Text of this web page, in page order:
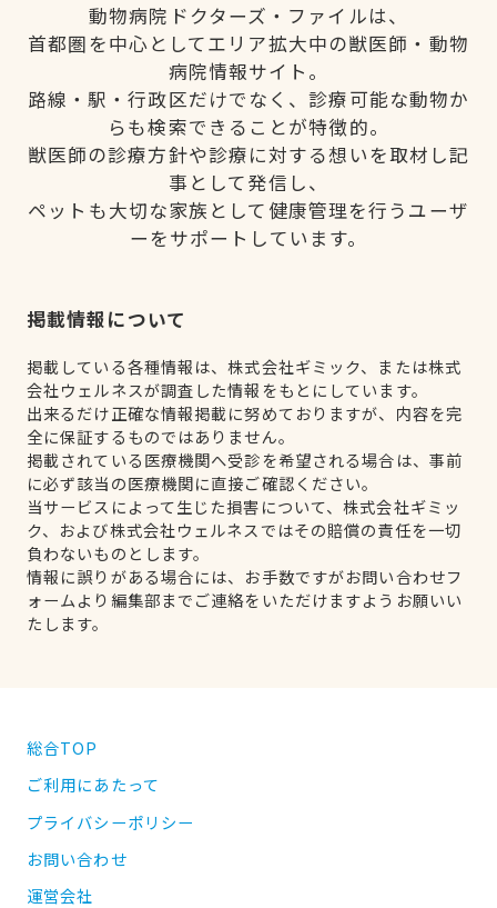
動物病院ドクターズ・ファイルは、
首都圏を中心としてエリア拡大中の獣医師・動物
病院情報サイト。
路線・駅・行政区だけでなく、診療可能な動物か
らも検索できることが特徴的。
獣医師の診療方針や診療に対する想いを取材し記
事として発信し、
ペットも大切な家族として健康管理を行うユーザ
ーをサポートしています。
掲載情報について
掲載している各種情報は、株式会社ギミック、または株式
会社ウェルネスが調査した情報をもとにしています。
出来るだけ正確な情報掲載に努めておりますが、内容を完
全に保証するものではありません。
掲載されている医療機関へ受診を希望される場合は、事前
に必ず該当の医療機関に直接ご確認ください。
当サービスによって生じた損害について、株式会社ギミッ
ク、および株式会社ウェルネスではその賠償の責任を一切
負わないものとします。
情報に誤りがある場合には、お手数ですがお問い合わせフ
ォームより編集部までご連絡をいただけますようお願いい
たします。
総合TOP
ご利用にあたって
プライバシーポリシー
お問い合わせ
運営会社